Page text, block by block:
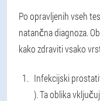
Po opravljenih vseh
natančna diagnoza.
kako zdraviti vsako
Infekcijski
). Ta oblika